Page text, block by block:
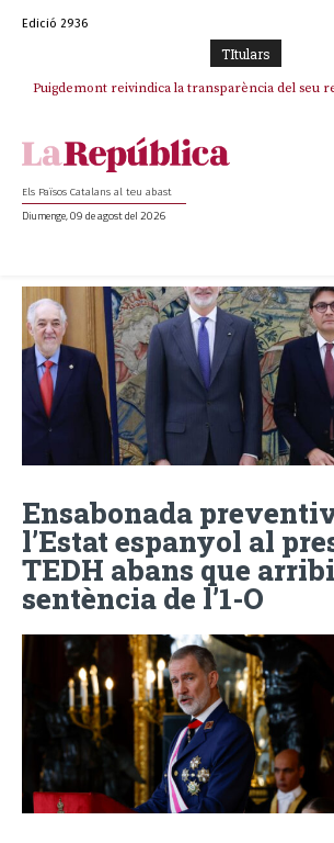
Edició 2936
TItulars
Portugal acusa Espanya de provocar un “efecte
Els Països Catalans al teu abast
Diumenge, 09 de agost del 2026
Ensabonada
l’Estat espanyol al
TEDH abans que
sentència de l’1-O